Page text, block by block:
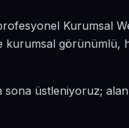
Kurumsal
kurumsal görünümlü,
üstleniyoruz;